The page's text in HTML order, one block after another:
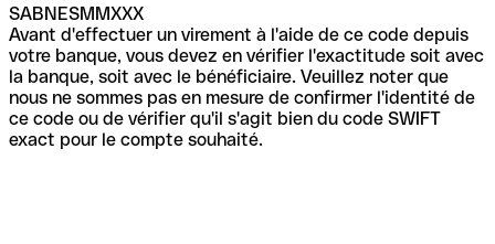
SABNESMMXXX
Avant d'effectuer un virement à l'aide de ce code depuis
votre banque, vous devez en vérifier l'exactitude soit avec
la banque, soit avec le bénéficiaire. Veuillez noter que
nous ne sommes pas en mesure de confirmer l'identité de
ce code ou de vérifier qu'il s'agit bien du code SWIFT
exact pour le compte souhaité.